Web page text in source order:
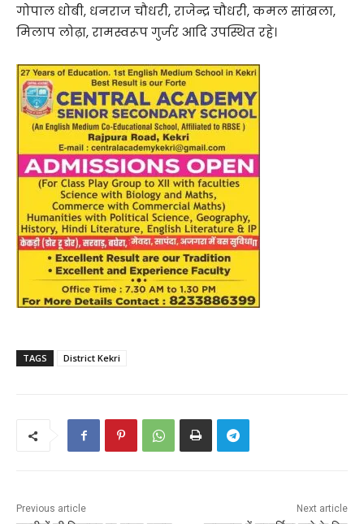
गोपाल धोबी, धनराज चौधरी, राजेन्द्र चौधरी, कमल सांखला,
मिलाप लोढ़ा, रामस्वरूप गुर्जर आदि उपस्थित रहे।
TAGS District Kekri
Previous article Next article